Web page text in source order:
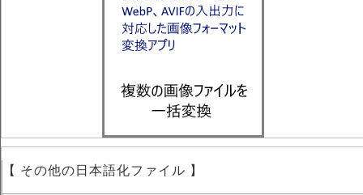
【 その他の日本語化ファイル 】